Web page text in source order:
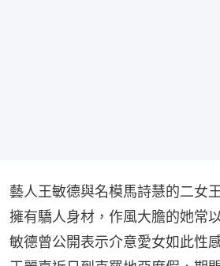
藝人王敏德與名模馬詩慧的二女
擁有驕人身材，作風大膽的她常
敏德曾公開表示介意愛女如此性